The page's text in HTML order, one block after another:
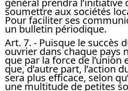
général prendra l’initiative
soumettre aux sociétés
Pour faciliter ses
un bulletin périodique.
Art. 7. - Puisque le succès
ouvrier dans chaque pays
que par la force de l’union
que, d’autre part, l’action
sera plus efficace, selon
une multitude de petites